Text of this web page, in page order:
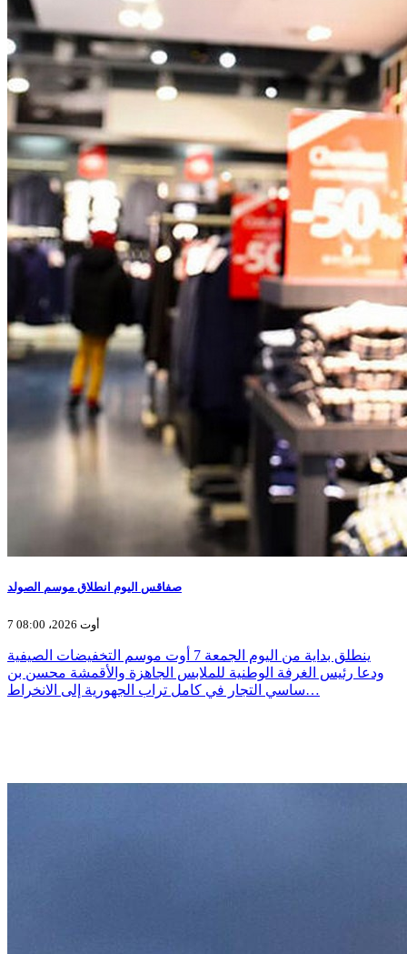
صفاقس اليوم انطلاق موسم الصولد
7 أوت 2026، 08:00
ينطلق بداية من اليوم الجمعة 7 أوت موسم التخفيضات الصيفية
ودعا رئيس الغرفة الوطنية للملابس الجاهزة والأقمشة محسن بن
ساسي التجار في كامل تراب الجهورية إلى الانخراط…